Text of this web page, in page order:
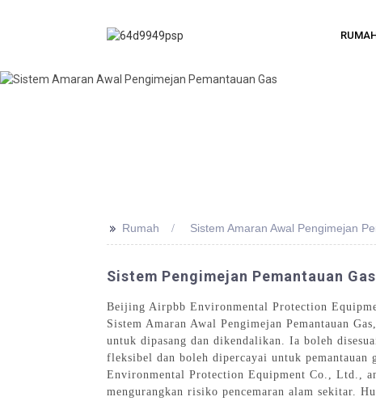
>> Rumah Sistem Amaran Awal Pengimejan
Sistem Pengimejan Pemantauan
Beijing Airpbb Environmental Protection
Sistem Amaran Awal Pengimejan Pemantauan
untuk dipasang dan dikendalikan. Ia boleh
fleksibel dan boleh dipercayai untuk pemantauan
Environmental Protection Equipment Co., Ltd.,
mengurangkan risiko pencemaran alam sekitar.